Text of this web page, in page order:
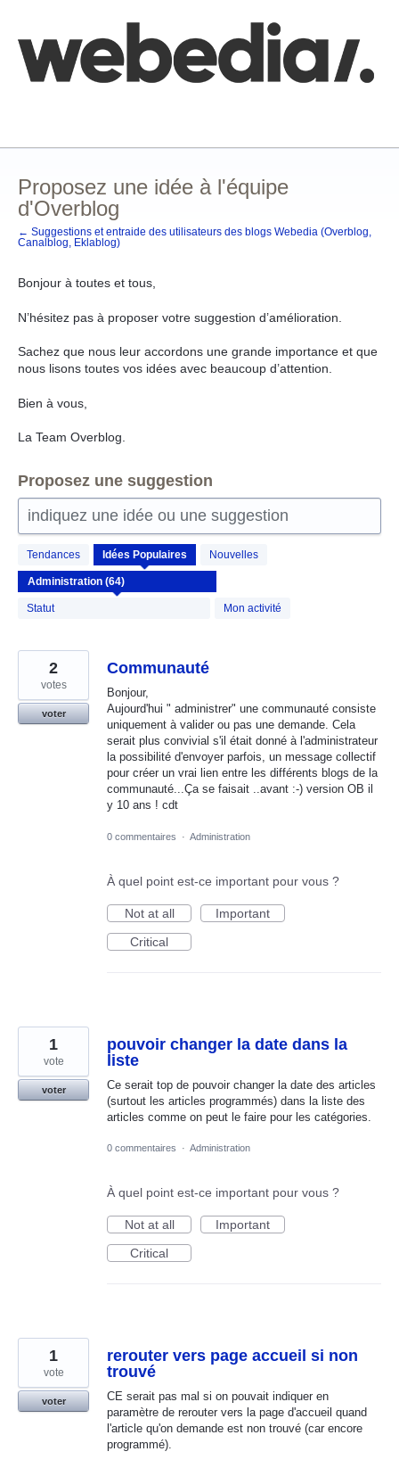
contenu
Proposez une idée à l'équipe
d'Overblog
← Suggestions et entraide des utilisateurs des blogs Webedia (Overblog,
Canalblog, Eklablog)
Bonjour à toutes et tous,
N’hésitez pas à proposer votre suggestion d’amélioration.
Sachez que nous leur accordons une grande importance et que
nous lisons toutes vos idées avec beaucoup d’attention.
Bien à vous,
La Team Overblog.
Proposez une suggestion
indiquez une idée ou une suggestion
Tendances Idées Populaires Nouvelles
Statut Mon activité
64
résultats
trouvés
Communauté
Bonjour,
Aujourd'hui " administrer" une communauté consiste
uniquement à valider ou pas une demande. Cela
serait plus convivial s'il était donné à l'administrateur
la possibilité d'envoyer parfois, un message collectif
pour créer un vrai lien entre les différents blogs de la
communauté...Ça se faisait ..avant :-) version OB il
y 10 ans ! cdt
2
votes
voter
0 commentaires · Administration
À quel point est-ce important pour vous ?
Not at all
Important
Critical
pouvoir changer la date dans la
liste
Ce serait top de pouvoir changer la date des articles
(surtout les articles programmés) dans la liste des
articles comme on peut le faire pour les catégories.
1
vote
voter
0 commentaires · Administration
À quel point est-ce important pour vous ?
Not at all
Important
Critical
rerouter vers page accueil si non
trouvé
CE serait pas mal si on pouvait indiquer en
paramètre de rerouter vers la page d'accueil quand
l'article qu'on demande est non trouvé (car encore
programmé).
1
vote
voter